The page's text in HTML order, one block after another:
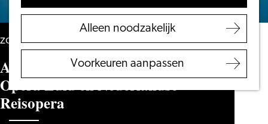
Alleen noodzakelijk
Voorkeuren aanpassen
VVV Leiden
Bereikbaarheid
Regio Leiden
zondag 14 maart 2027
Atman! (8+) – De Nationale Opera,
Opera Zuid en Nederlandse
Reisopera